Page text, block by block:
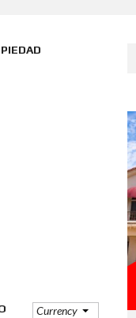
Currency